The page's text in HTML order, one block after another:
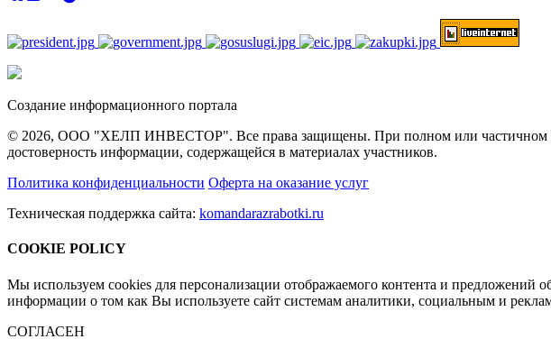
Создание информационного портала
© 2026, ООО "ХЕЛП ИНВЕСТОР". Все права защищены. При полном или частичном
достоверность информации, содержащейся в материалах участников.
Политика конфиденциальности Оферта на оказание услуг
Техническая поддержка сайта: komandarazrabotki.ru
COOKIE POLICY
Мы используем cookies для персонализации отображаемого контента и
информации о том как Вы используете сайт системам аналитики, социальным и
СОГЛАСЕН